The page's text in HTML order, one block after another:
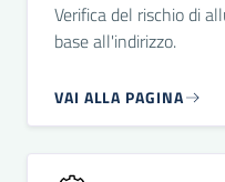
Verifica del rischio di
base all'indirizzo.
VAI ALLA PAGINA